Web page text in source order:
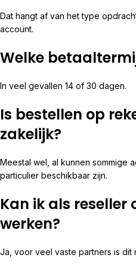
Dat hangt af van het type
account.
Welke
In veel gevallen 14 of 30 dagen.
Is bestellen op
zakelijk?
Meestal wel, al kunnen sommige
particulier beschikbaar zijn.
Kan ik als reseller
werken?
Ja, voor veel vaste partners is dit